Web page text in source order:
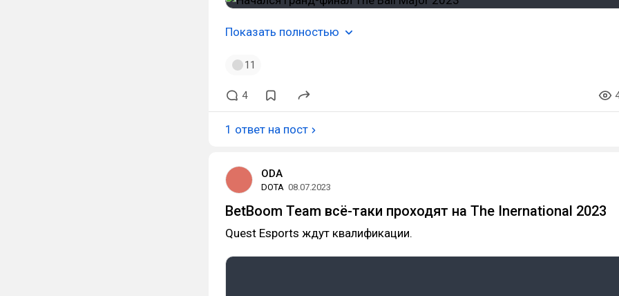
Показать полностью
11
4
1 ответ на пост
ODA
DOTA 08.07.2023
BetBoom Team всё-таки проходят на The Inernational 2023
Quest Esports ждут квалификации.